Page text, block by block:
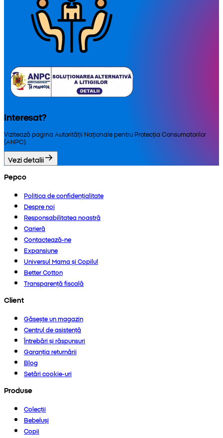
Interesat?
Vizitează pagina Autorității Naționale pentru Protecția Consumatorilor
(ANPC).
Vezi detalii
Pepco
Politica de confidențialitate
Despre noi
Responsabilitatea noastră
Carieră
Contactează-ne
Expansiune
Universul Mama și Copilul
Better Cotton
Transparență fiscală
Client
Găsește un magazin
Centrul de asistență
Întrebări și răspunsuri
Garanția returnării
Blog
Setări cookie-uri
Produse
Colecții
Bebeluși
Copii